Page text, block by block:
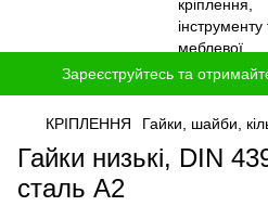
Зареєструйтесь та
КРІПЛЕННЯ Гайки, шайби,
Гайки низькі, DIN
сталь A2